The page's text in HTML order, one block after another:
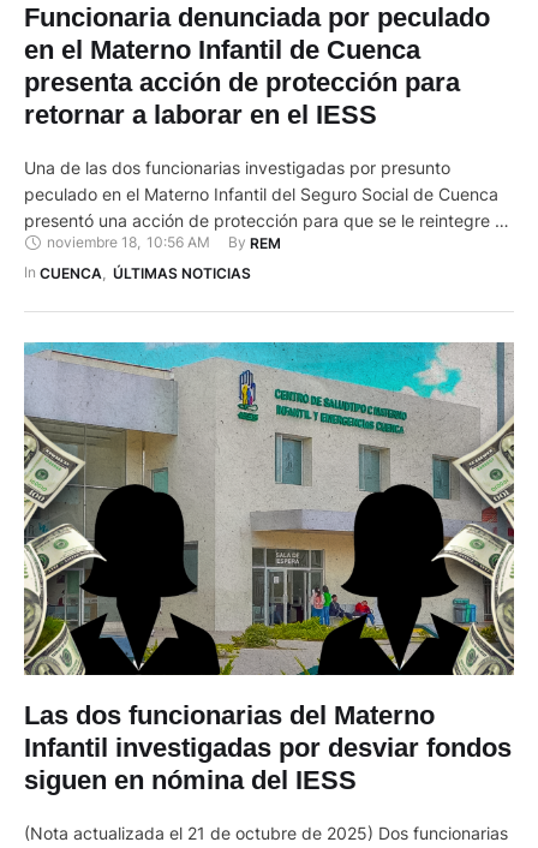
Funcionaria denunciada por peculado
en el Materno Infantil de Cuenca
presenta acción de protección para
retornar a laborar en el IESS
Una de las dos funcionarias investigadas por presunto
peculado en el Materno Infantil del Seguro Social de Cuenca
presentó una acción de protección para que se le reintegre a
sus funciones laborales. Se trata de María José C. M., de 37
años, quien es investigada por aparentemente desviar fondos
noviembre 18, 10:56 AM By REM
In CUENCA ÚLTIMAS NOTICIAS
Las dos funcionarias del Materno
Infantil investigadas por desviar fondos
siguen en nómina del IESS
(Nota actualizada el 21 de octubre de 2025) Dos funcionarias